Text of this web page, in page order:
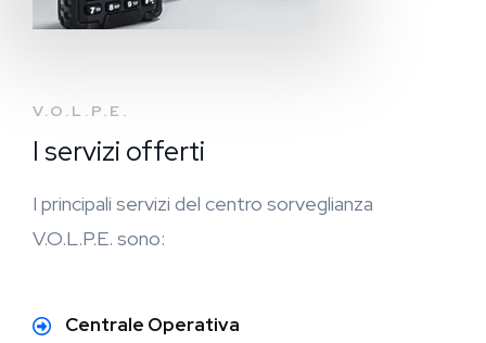
V.O.L.P.E.
I servizi offerti
I principali servizi del centro sorveglianza
V.O.L.P.E. sono:
Centrale Operativa